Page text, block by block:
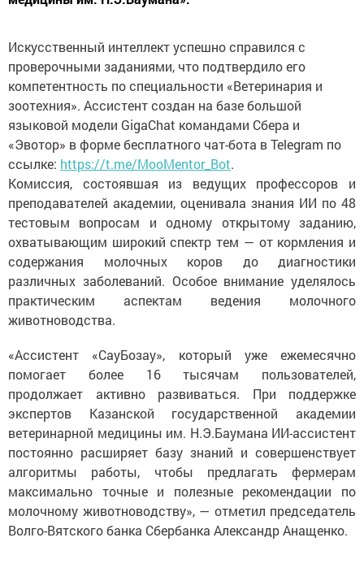
проверочными заданиями, что подтвердило его
компетентность по специальности «Ветеринария и
зоотехния». Ассистент создан на базе большой
языковой модели GigaChat командами Сбера и
«Эвотор» в форме бесплатного чат-бота в Telegram по
ссылке:https://t.me/MooMentor_Bot.
Комиссия, состоявшая из ведущих профессоров и
преподавателей академии, оценивала знания ИИ по 48
тестовым вопросам и одному открытому заданию,
охватывающим широкий спектр тем — от кормления и
содержания молочных коров до диагностики
различных заболеваний. Особое внимание уделялось
практическим аспектам ведения молочного
животноводства.
помогает более 16 тысячам пользователей,
продолжает активно развиваться. При поддержке
экспертов Казанской государственной академии
ветеринарной медицины им. Н.Э.Баумана ИИ-ассистент
постоянно расширяет базу знаний и совершенствует
алгоритмы работы, чтобы предлагать фермерам
максимально точные и полезные рекомендации по
молочному животноводству», — отметил председатель
Волго-Вятского банка Cбербанка Александр Анащенко.